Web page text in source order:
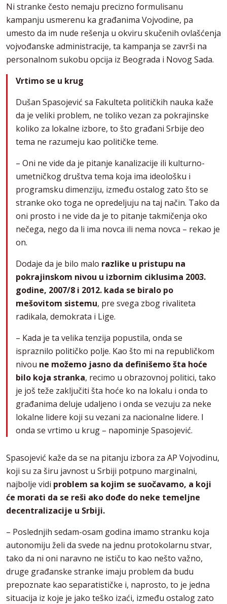
Ni stranke često nemaju precizno formulisanu
kampanju usmerenu ka građanima Vojvodine, pa
umesto da im nude rešenja u okviru skučenih ovlašćenja
vojvođanske administracije, ta kampanja se završi na
personalnom sukobu opcija iz Beograda i Novog Sada.
Vrtimo se u krug
Dušan Spasojević sa Fakulteta političkih nauka kaže
da je veliki problem, ne toliko vezan za pokrajinske
koliko za lokalne izbore, to što građani Srbije deo
tema ne razumeju kao političke teme.
– Oni ne vide da je pitanje kanalizacije ili kulturno-
umetničkog društva tema koja ima ideološku i
programsku dimenziju, između ostalog zato što se
stranke oko toga ne opredeljuju na taj način. Tako da
oni prosto i ne vide da je to pitanje takmičenja oko
nečega, nego da li ima novca ili nema novca – rekao je
on.
Dodaje da je bilo malo razlike u pristupu na
pokrajinskom nivou u izbornim ciklusima 2003.
godine, 2007/8 i 2012. kada se biralo po
mešovitom sistemu, pre svega zbog rivaliteta
radikala, demokrata i Lige.
– Kada je ta velika tenzija popustila, onda se
ispraznilo političko polje. Kao što mi na republičkom
nivou ne možemo jasno da definišemo šta hoće
bilo koja stranka, recimo u obrazovnoj politici, tako
je još teže zaključiti šta hoće ko na lokalu i onda to
građanima deluje udaljeno i onda se vezuju za neke
lokalne lidere koji su vezani za nacionalne lidere. I
onda se vrtimo u krug – napominje Spasojević.
Spasojević kaže da se na pitanju izbora za AP Vojvodinu,
koji su za širu javnost u Srbiji potpuno marginalni,
najbolje vidi problem sa kojim se suočavamo, a koji
će morati da se reši ako dođe do neke temeljne
decentralizacije u Srbiji.
– Poslednjih sedam-osam godina imamo stranku koja
autonomiju želi da svede na jednu protokolarnu stvar,
tako da ni oni naravno ne ističu to kao nešto važno,
druge građanske stranke imaju problem da budu
prepoznate kao separatističke i, naprosto, to je jedna
situacija iz koje je jako teško izaći, između ostalog zato